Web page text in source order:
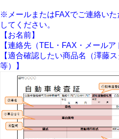
※メールまたはFAXでご連絡い
してください。
【お名前】
【連絡先（TEL・FAX・メールア
【適合確認したい商品名（澤藤
等）】